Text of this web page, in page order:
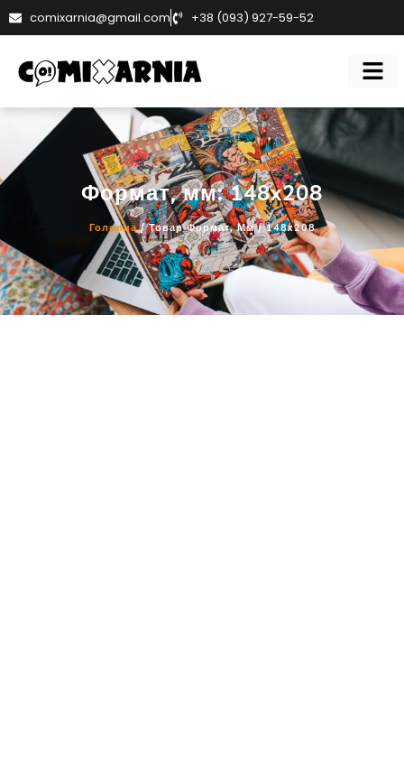
comixarnia@gmail.com +38 (093) 927-59-52
Формат, мм: 148x208
Головна/ Товар Формат, Мм / 148x208